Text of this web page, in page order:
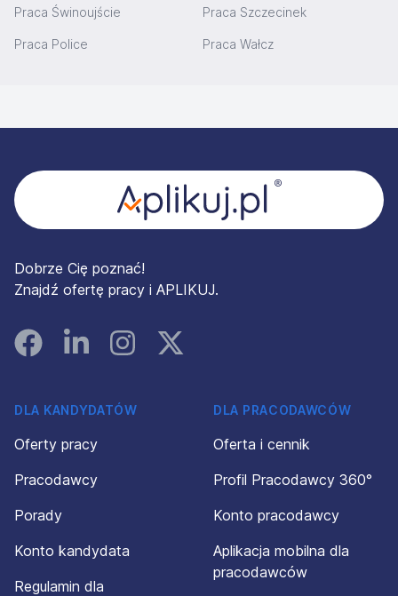
Praca Świnoujście Praca Szczecinek
Praca Police Praca Wałcz
Dobrze Cię poznać!
Znajdź ofertę pracy i APLIKUJ.
FacebookLinked InInstagramInstagram
DLA KANDYDATÓW
Oferty pracy
Pracodawcy
Porady
Konto kandydata
Regulamin dla
DLA PRACODAWCÓW
Oferta i cennik
Profil Pracodawcy 360°
Konto pracodawcy
Aplikacja mobilna dla
pracodawców